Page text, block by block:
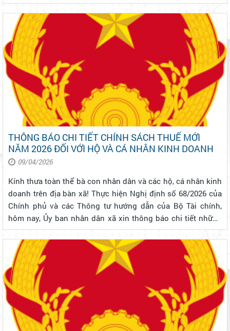
vốn tại chỗ mà còn là hành động nhân văn, thắt chặt tinh
thần đoàn kết cộn...
THÔNG BÁO CHI TIẾT CHÍNH SÁCH THUẾ MỚI
NĂM 2026 ĐỐI VỚI HỘ VÀ CÁ NHÂN KINH DOANH
09/04/2026
Kính thưa toàn thể bà con nhân dân và các hộ, cá nhân kinh
doanh trên địa bàn xã! Thực hiện Nghị định số 68/2026 của
Chính phủ và các Thông tư hướng dẫn của Bộ Tài chính,
hôm nay, Ủy ban nhân dân xã xin thông báo chi tiết những
quy định mới nhất về chính sách thuế, quản lý thuế đối với
hộ và cá nhâ...